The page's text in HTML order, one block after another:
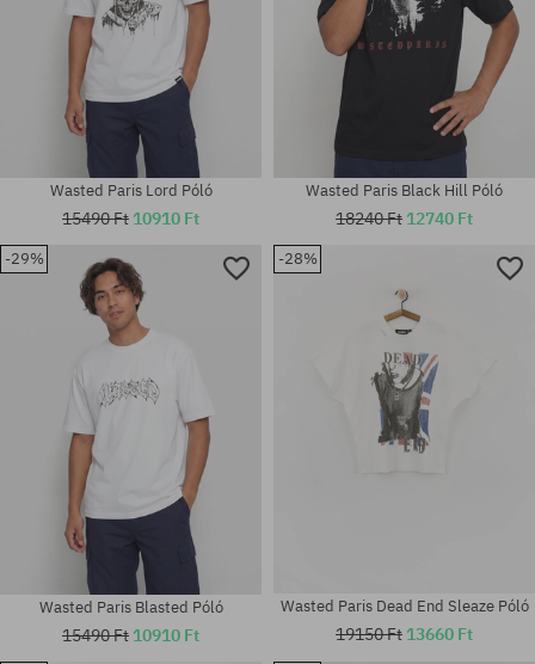
Elérhető méretek:
Elérhető méretek:
Wasted Paris Lord Póló
15490 Ft 10910 Ft
Wasted Paris Black Hill Póló
18240 Ft 12740 Ft
-29%
Wasted Paris Blasted Póló
15490 Ft 10910 Ft
-28%
Wasted Paris Dead End Sleaze Póló
19150 Ft 13660 Ft